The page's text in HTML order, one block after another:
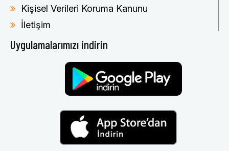
Kişisel Verileri Koruma Kanunu
İletişim
Uygulamalarımızı indirin